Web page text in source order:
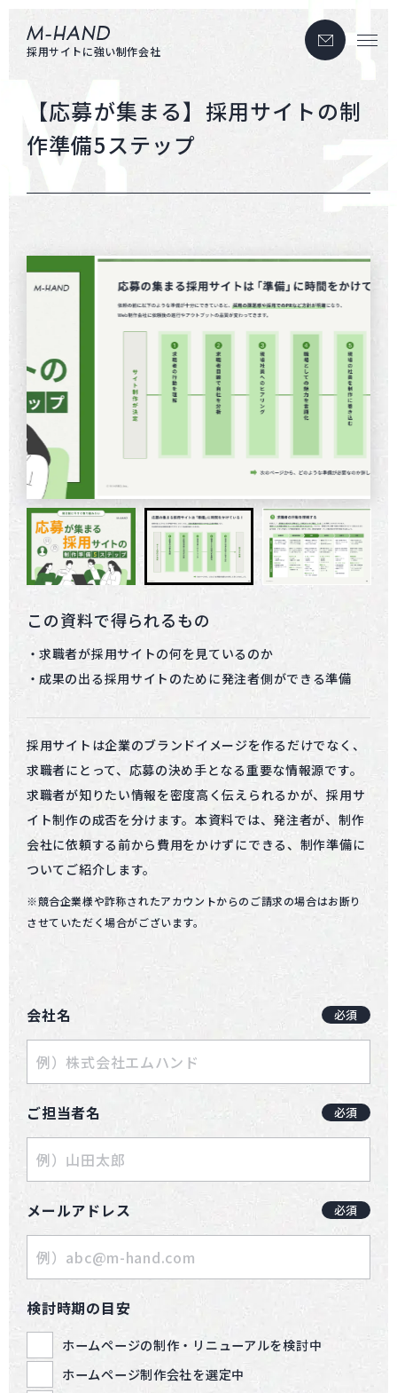
エムハンド
採用サイトに強い制作会社
お問い合わせ
【応募が集まる】採用サイトの制
作準備5ステップ
この資料で得られるもの
求職者が採用サイトの何を見ているのか
成果の出る採用サイトのために発注者側ができる準備
採用サイトは企業のブランドイメージを作るだけでなく、
求職者にとって、応募の決め手となる重要な情報源です。
求職者が知りたい情報を密度高く伝えられるかが、採用サ
イト制作の成否を分けます。本資料では、発注者が、制作
会社に依頼する前から費用をかけずにできる、制作準備に
ついてご紹介します。
※競合企業様や詐称されたアカウントからのご請求の場合はお断り
させていただく場合がございます。
会社名 必須
ご担当者名 必須
メールアドレス 必須
検討時期の目安
ホームページの制作・リニューアルを検討中
ホームページ制作会社を選定中